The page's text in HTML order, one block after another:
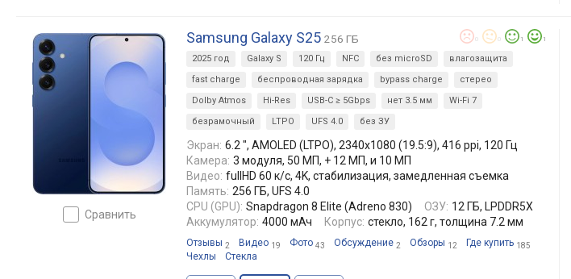
сравнить
Samsung Galaxy S25 256 ГБ 1 1
2025 год Galaxy S 120 Гц NFC без microSD
влагозащита
fast charge
беспроводная зарядка bypass charge
стерео
Dolby Atmos
Hi-Res USB-C ≥ 5Gbps нет 3.5 мм
Wi-Fi 7
безрамочный
LTPO UFS 4.0 без ЗУ
Экран: 6.2 ", AMOLED (LTPO), 2340x1080 (19.5:9), 416 ppi, 120 Гц
Камера: 3 модуля, 50 МП, + 12 МП, и 10 МП
Видео: fullHD 60 к/с, 4K, стабилизация, замедленная съемка
Память: 256 ГБ, UFS 4.0
CPU (GPU): Snapdragon 8 Elite (Adreno 830) ОЗУ: 12 ГБ, LPDDR5X
Аккумулятор: 4000 мАч Корпус: стекло, 162 г, толщина 7.2 мм
Отзывы 2 Видео 19 Фото 43 Обсуждение 2 Обзоры 12 Где купить 185
Чехлы Стекла